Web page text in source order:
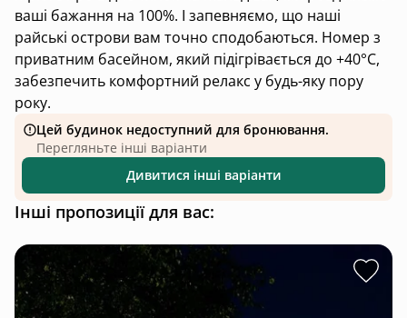
ваші бажання на 100%. І запевняємо, що наші
райські острови вам точно сподобаються. Номер з
приватним басейном, який підігрівається до +40°C,
забезпечить комфортний релакс у будь-яку пору
року.
Цей будинок недоступний для бронювання.
Перегляньте інші варіанти
Дивитися інші варіанти
Інші пропозиції для вас: